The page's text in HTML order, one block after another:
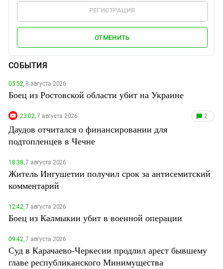
РЕГИСТРАЦИЯ
ОТМЕНИТЬ
СОБЫТИЯ
05:52,8 августа 2026
Боец из Ростовской области убит на Украине
23:02,7 августа 2026 2
Даудов отчитался о финансировании для
подтопленцев в Чечне
18:38,7 августа 2026
Житель Ингушетии получил срок за антисемитский
комментарий
12:42,7 августа 2026
Боец из Калмыкии убит в военной операции
09:42,7 августа 2026
Суд в Карачаево-Черкесии продлил арест бывшему
главе республиканского Минимущества